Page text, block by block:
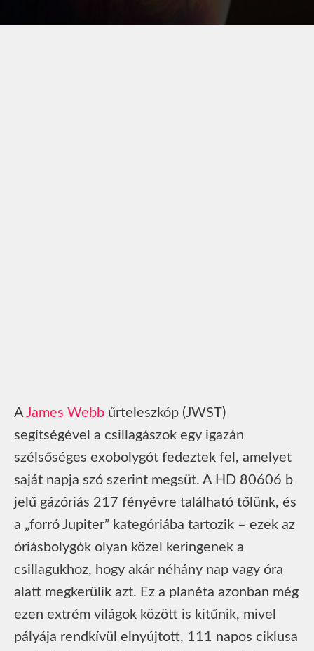
A James Webb űrteleszkóp (JWST)
segítségével a csillagászok egy igazán
szélsőséges exobolygót fedeztek fel, amelyet
saját napja szó szerint megsüt. A HD 80606 b
jelű gázóriás 217 fényévre található tőlünk, és
a „forró Jupiter” kategóriába tartozik – ezek az
óriásbolygók olyan közel keringenek a
csillagukhoz, hogy akár néhány nap vagy óra
alatt megkerülik azt. Ez a planéta azonban még
ezen extrém világok között is kitűnik, mivel
pályája rendkívül elnyújtott, 111 napos ciklusa